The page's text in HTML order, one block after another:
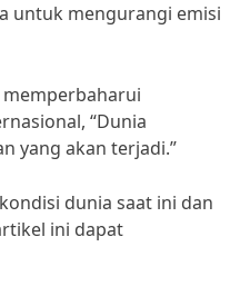
untuk mengurangi emisi
“Dunia
yang akan terjadi.”
dunia saat ini dan
ini dapat